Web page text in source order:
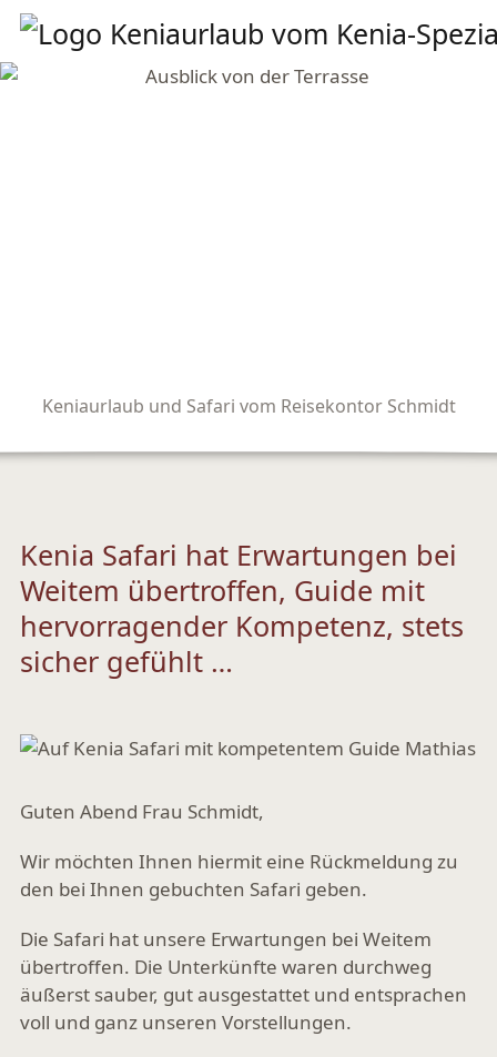
Keniaurlaub und Safari vom Reisekontor Schmidt
Kenia Safari hat Erwartungen bei
Weitem übertroffen, Guide mit
hervorragender Kompetenz, stets
sicher gefühlt …
Guten Abend Frau Schmidt,
Wir möchten Ihnen hiermit eine Rückmeldung zu
den bei Ihnen gebuchten Safari geben.
Die Safari hat unsere Erwartungen bei Weitem
übertroffen. Die Unterkünfte waren durchweg
äußerst sauber, gut ausgestattet und entsprachen
voll und ganz unseren Vorstellungen.